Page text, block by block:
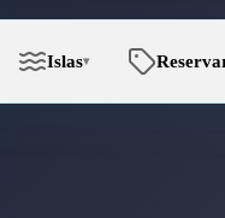
Islas▾